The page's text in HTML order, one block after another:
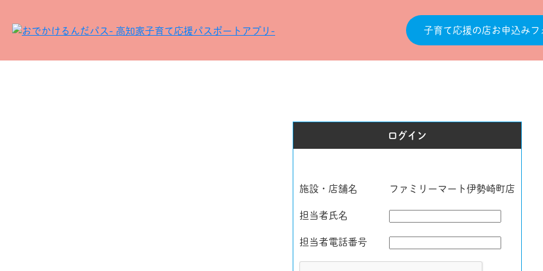
子育て応援の店お申込みフ
ログイン
施設・店舗名 ファミリーマート伊勢崎町店
担当者氏名
担当者電話番号